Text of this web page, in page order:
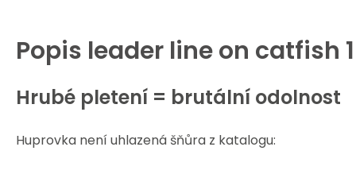
Popis leader line on catfish
Hrubé pletení = brutální odolnost
Huprovka není uhlazená šňůra z katalogu: